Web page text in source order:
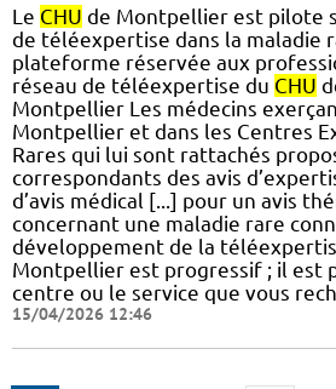
Le CHU de Montpellier est pilote
de téléexpertise dans la maladie
plateforme réservée aux
réseau de téléexpertise du CHU
Montpellier Les médecins
Montpellier et dans les Centres
Rares qui lui sont rattachés
correspondants des avis
d’avis médical [...] pour un avis
concernant une maladie rare
développement de la
Montpellier est progressif ; il est
centre ou le service que vous
15/04/2026 12:46